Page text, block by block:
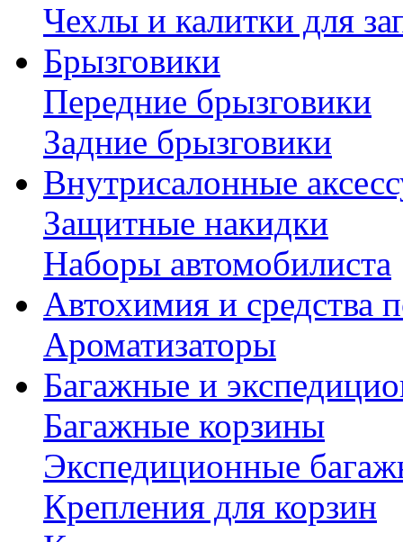
Чехлы и калитки для
Брызговики
Передние брызговики
Задние брызговики
Внутрисалонные
Защитные накидки
Наборы автомобилиста
Автохимия и средства
Ароматизаторы
Багажные и
Багажные корзины
Экспедиционные
Крепления для корзин